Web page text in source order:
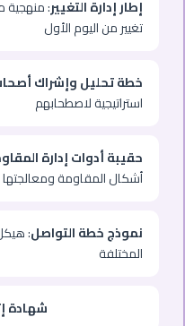
إطار إدارة التغيير: منهجية
تغيير من اليوم الأول
خطة تحليل وإشراك
استراتيجية لاصطحابهم
حقيبة أدوات إدارة
أشكال المقاومة ومعالجتها
نموذج خطة التواصل:
المختلفة
شهادة